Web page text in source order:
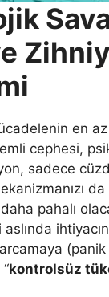
en
cephesi,
sadece
pahalı
(panik
kontrolsüz